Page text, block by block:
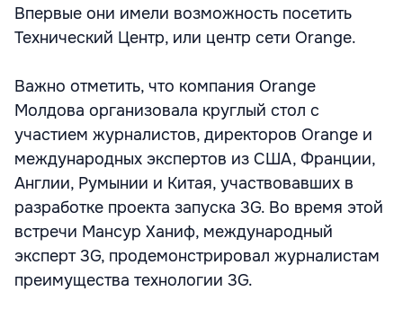
Впервые они имели возможность посетить
Технический Центр, или центр сети Orange.
Важно отметить, что компания Orange
Молдова организовала круглый стол с
участием журналистов, директоров Orange и
международных экспертов из США, Франции,
Англии, Румынии и Китая, участвовавших в
разработке проекта запуска 3G. Во время этой
встречи Мансур Ханиф, международный
эксперт 3G, продемонстрировал журналистам
преимущества технологии 3G.